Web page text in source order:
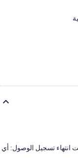
5:00 مساءً؛ وقت انتهاء تسجيل الوصول: أي